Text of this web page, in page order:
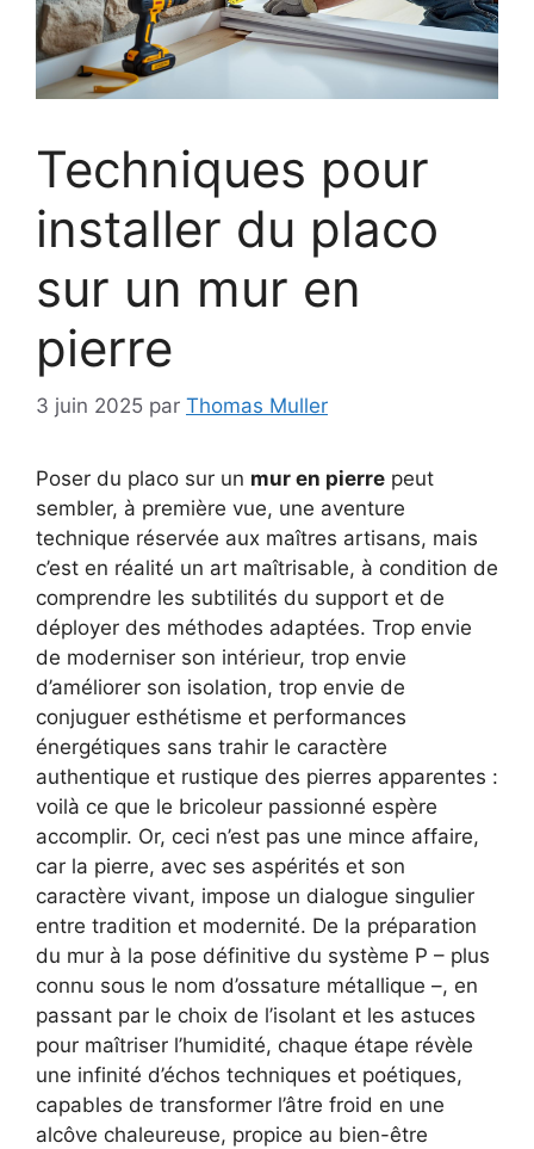
Techniques pour
installer du placo
sur un mur en
pierre
3 juin 2025 par Thomas Muller
Poser du placo sur un mur en pierre peut
sembler, à première vue, une aventure
technique réservée aux maîtres artisans, mais
c’est en réalité un art maîtrisable, à condition de
comprendre les subtilités du support et de
déployer des méthodes adaptées. Trop envie
de moderniser son intérieur, trop envie
d’améliorer son isolation, trop envie de
conjuguer esthétisme et performances
énergétiques sans trahir le caractère
authentique et rustique des pierres apparentes :
voilà ce que le bricoleur passionné espère
accomplir. Or, ceci n’est pas une mince affaire,
car la pierre, avec ses aspérités et son
caractère vivant, impose un dialogue singulier
entre tradition et modernité. De la préparation
du mur à la pose définitive du système P – plus
connu sous le nom d’ossature métallique –, en
passant par le choix de l’isolant et les astuces
pour maîtriser l’humidité, chaque étape révèle
une infinité d’échos techniques et poétiques,
capables de transformer l’âtre froid en une
alcôve chaleureuse, propice au bien-être